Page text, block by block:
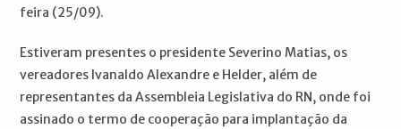
feira (25/09).
Estiveram presentes o presidente Severino Matias, os
vereadores Ivanaldo Alexandre e Helder, além de
representantes da Assembleia Legislativa do RN, onde foi
assinado o termo de cooperação para implantação da